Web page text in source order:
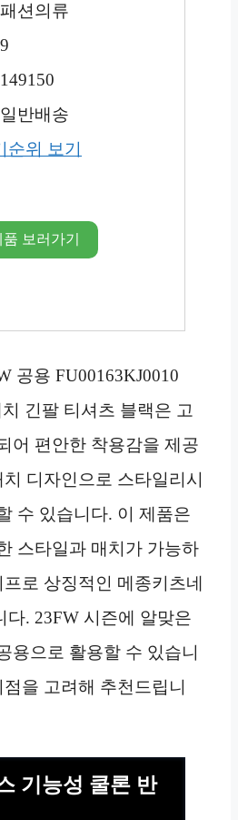
션의류
반배송
위 보기
품 보러가기
공용 FU00163KJ0010
긴팔 티셔츠 블랙은 고
어 편안한 착용감을 제공
디자인으로 스타일리시
수 있습니다. 이 제품은
스타일과 매치가 가능하
로 상징적인 메종키츠네
다. 23FW 시즌에 알맞은
용으로 활용할 수 있습니
을 고려해 추천드립니
기능성 쿨론 반